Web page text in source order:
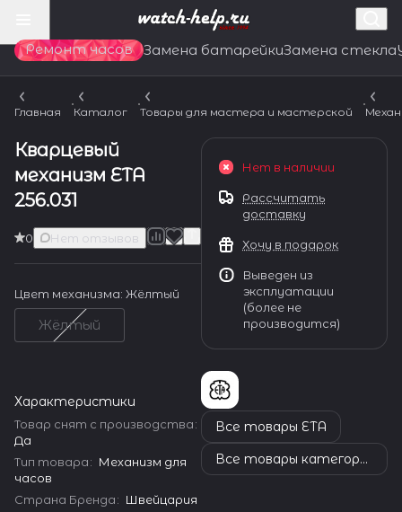
Ремонт часов Замена батарейкиЗамена стекла
Главная Каталог Товары для мастера и мастерской
Кварцевый
механизм ETA
256.031
0 Нет отзывов
Цвет механизма: Жёлтый
Жёлтый
Характеристики
Товар снят с производства:
Да
Тип товара: Механизм для
часов
Страна Бренда: Швейцария
Нет в наличии
Рассчитать
доставку
Хочу в подарок
Выведен из
эксплуатации
(более не
производится)
Все товары ETA
Все товары категории